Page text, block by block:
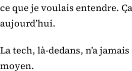
ce que je voulais entendre.
aujourd’hui.
La tech, là-dedans, n’a
moyen.